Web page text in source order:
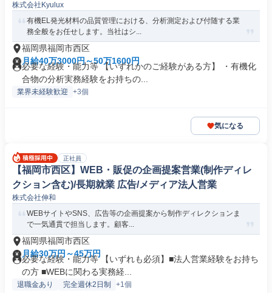
株式会社Kyulux
有機EL発光材料の品質管理における、分析測定および付随する業
務全般をお任せします。当社はシ...
福岡県福岡市西区
月給40万3000円～50万1600円
必要な経験・能力等 【いずれかのご経験がある方】 ・有機化
合物の分析実務経験をお持ちの...
業界未経験歓迎 +3個
気になる
正社員
【福岡市西区】WEB・販促の企画提案営業(制作ディレ
クション含む)/長期就業 広告/メディア法人営業
株式会社伸和
WEBサイトやSNS、広告等の企画提案から制作ディレクションま
で一気通貫で担当します。顧客...
福岡県福岡市西区
月給30万円～45万円
必要な経験・能力等 【いずれも必須】■法人営業経験をお持ち
の方 ■WEBに関わる実務経...
退職金あり 完全週休2日制 +1個